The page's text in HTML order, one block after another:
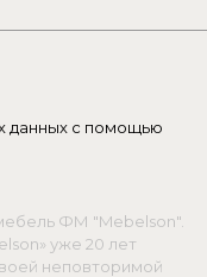
данных с помощью
ФМ "Mebelson".
уже 20 лет
неповторимой